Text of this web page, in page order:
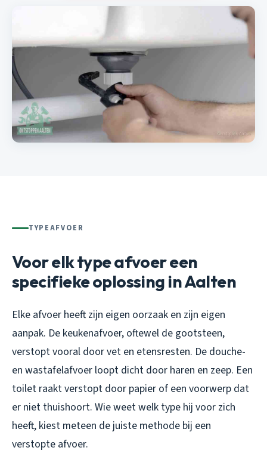
TYPEAFVOER
Voor elk type afvoer een
specifieke oplossing in Aalten
Elke afvoer heeft zijn eigen oorzaak en zijn eigen
aanpak. De keukenafvoer, oftewel de gootsteen,
verstopt vooral door vet en etensresten. De douche-
en wastafelafvoer loopt dicht door haren en zeep. Een
toilet raakt verstopt door papier of een voorwerp dat
er niet thuishoort. Wie weet welk type hij voor zich
heeft, kiest meteen de juiste methode bij een
verstopte afvoer.